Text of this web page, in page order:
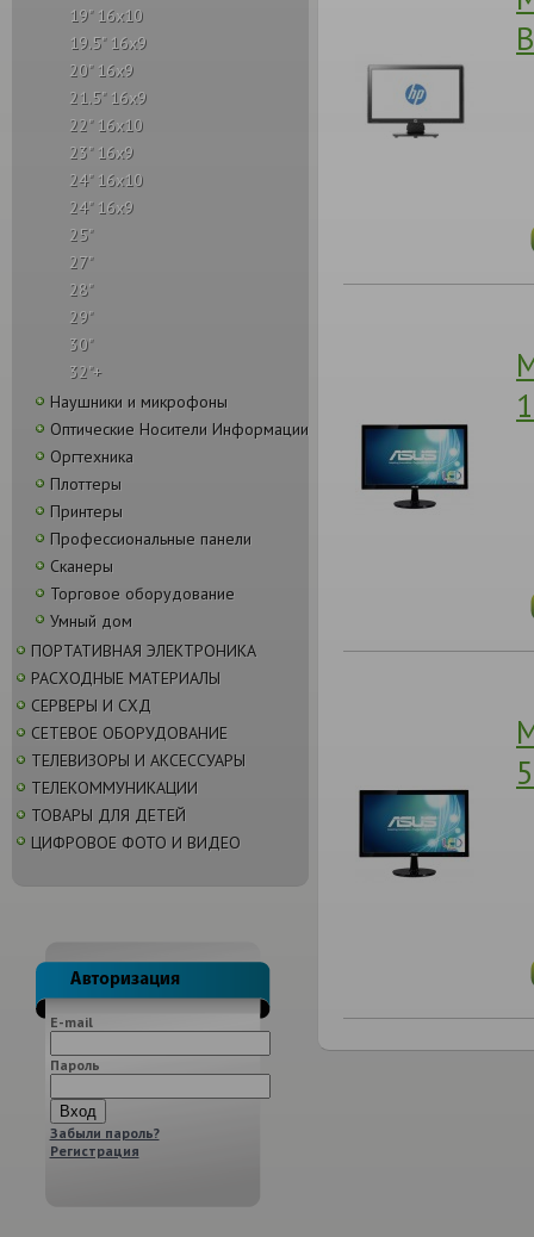
19" 16x10
19.5" 16x9
20" 16x9
21.5" 16x9
22" 16x10
23" 16x9
24" 16x10
24" 16x9
25"
27"
28"
29"
30"
32"+
Наушники и микрофоны
Оптические Носители Информации
Оргтехника
Плоттеры
Принтеры
Профессиональные панели
Сканеры
Торговое оборудование
Умный дом
ПОРТАТИВНАЯ ЭЛЕКТРОНИКА
РАСХОДНЫЕ МАТЕРИАЛЫ
СЕРВЕРЫ И СХД
СЕТЕВОЕ ОБОРУДОВАНИЕ
ТЕЛЕВИЗОРЫ И АКСЕССУАРЫ
ТЕЛЕКОММУНИКАЦИИ
ТОВАРЫ ДЛЯ ДЕТЕЙ
ЦИФРОВОЕ ФОТО И ВИДЕО
E-mail
Пароль
Забыли пароль?
Регистрация